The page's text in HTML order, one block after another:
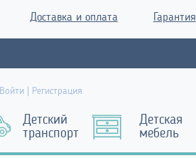
Доставка и оплата Гарантия
Войти | Регистрация
Детский
транспорт
Детская
мебель